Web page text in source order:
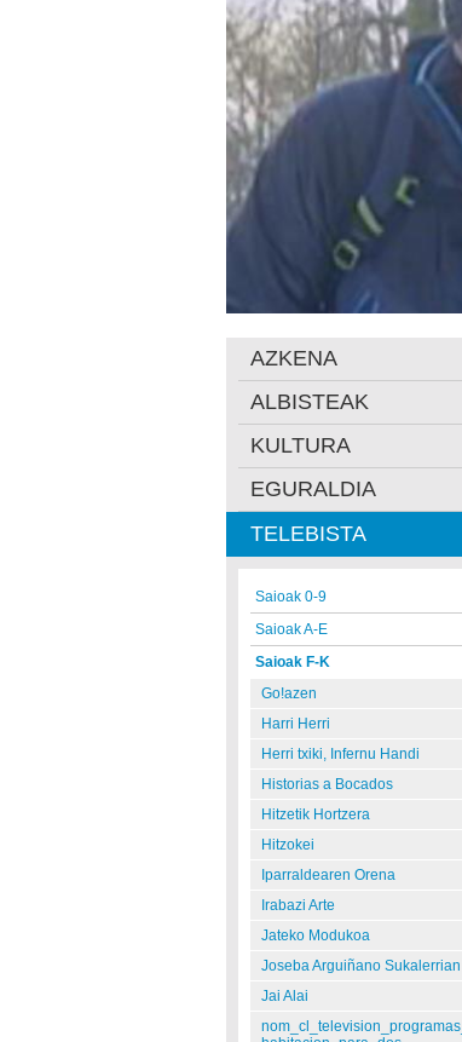
AZKENA
ALBISTEAK
KULTURA
EGURALDIA
TELEBISTA
Saioak 0-9
Saioak A-E
Saioak F-K
Go!azen
Harri Herri
Herri txiki, Infernu Handi
Historias a Bocados
Hitzetik Hortzera
Hitzokei
Iparraldearen Orena
Irabazi Arte
Jateko Modukoa
Joseba Arguiñano Sukalerrian
Jai Alai
nom_cl_television_programas_